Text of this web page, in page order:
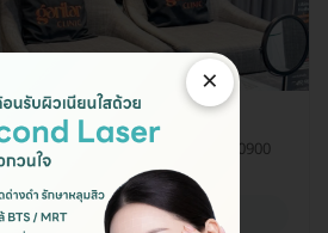
ลินิกเวชกรรม)
าดยาว เขตจตุจักร กรุงเทพมหานคร 10900
ดูรายละเอียด
×